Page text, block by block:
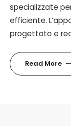
specializzate
efficiente.
progettato e
Read More